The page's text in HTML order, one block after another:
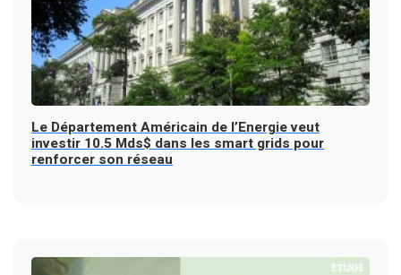
Le Département Américain de l’Energie veut
investir 10.5 Mds$ dans les smart grids pour
renforcer son réseau